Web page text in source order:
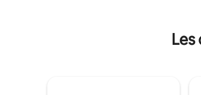
résidence). Une retraite